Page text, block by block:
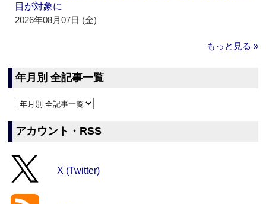
目が対象に
2026年08月07日 (金)
もっと見る »
年月別 全記事一覧
アカウント・RSS
X (Twitter)